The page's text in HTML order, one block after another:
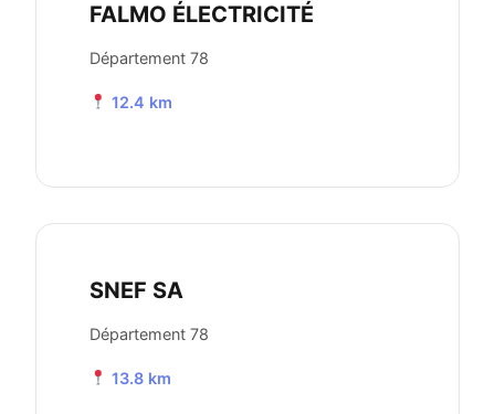
FALMO ÉLECTRICITÉ
Département 78
12.4 km
SNEF SA
Département 78
13.8 km